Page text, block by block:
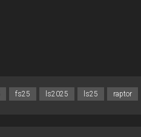
fs25 ls2025 ls25 raptor